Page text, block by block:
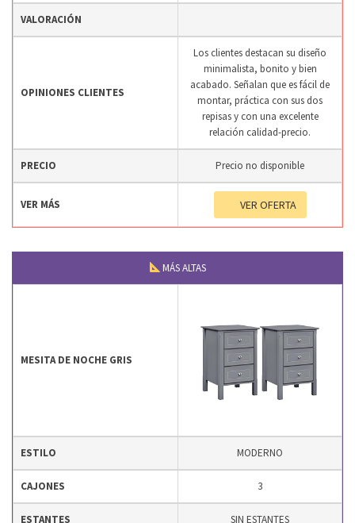
VALORACIÓN
OPINIONES CLIENTES
Los clientes destacan su diseño
minimalista, bonito y bien
acabado. Señalan que es fácil de
montar, práctica con sus dos
repisas y con una excelente
relación calidad-precio.
PRECIO Precio no disponible
VER MÁS VER OFERTA
MÁS ALTAS
MESITA DE NOCHE GRIS
ESTILO MODERNO
CAJONES 3
ESTANTES SIN ESTANTES